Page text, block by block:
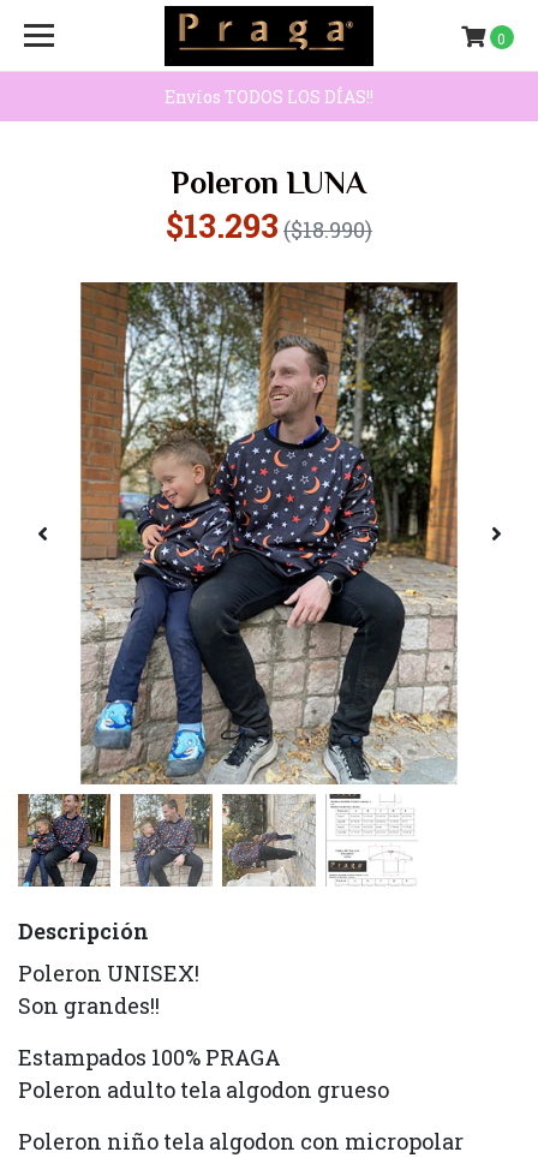
Envíos TODOS LOS DÍAS!!
0
Poleron LUNA
$13.293 ($18.990)
Descripción
Poleron UNISEX!
Son grandes!!
Estampados 100% PRAGA
Poleron adulto tela algodon grueso
Poleron niño tela algodon con micropolar